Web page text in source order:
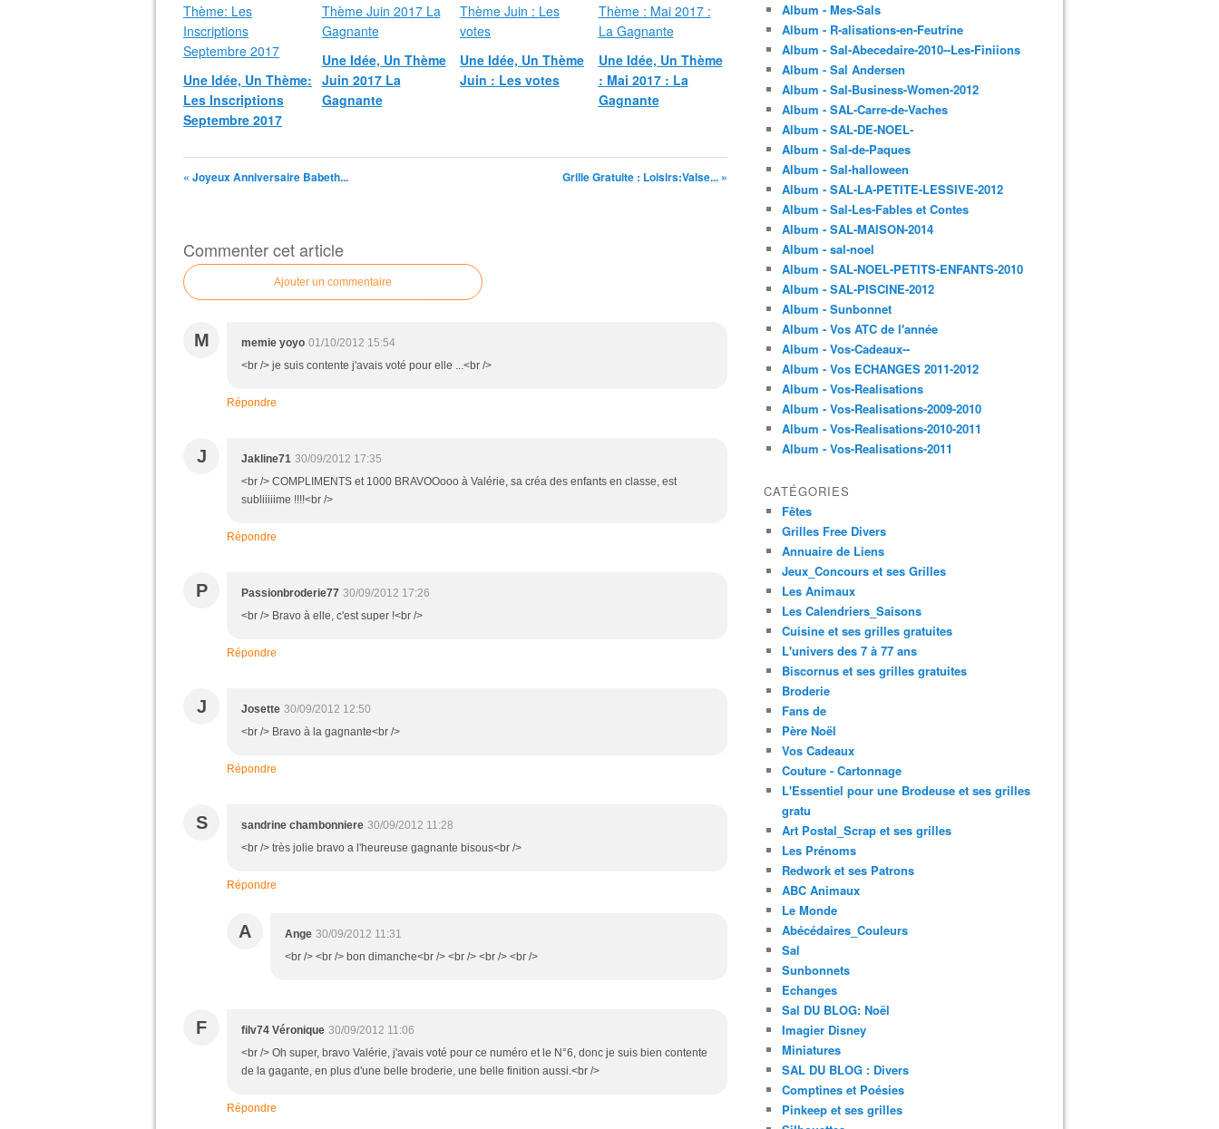
Une Idée, Un Thème:
Les Inscriptions
Septembre 2017
Une Idée, Un Thème
Juin 2017 La
Gagnante
Une Idée, Un Thème
Juin : Les votes
Une Idée, Un Thème
: Mai 2017 : La
Gagnante
« Joyeux Anniversaire Babeth... Grille Gratuite : Loisirs:Valse... »
Commenter cet article
Ajouter un commentaire
M memie yoyo 01/10/2012 15:54
<br /> je suis contente j'avais voté pour elle ...<br />
Répondre
J Jakline71 30/09/2012 17:35
<br /> COMPLIMENTS et 1000 BRAVOOooo à Valérie, sa créa des enfants en classe, est
subliiiiime !!!!<br />
Répondre
P Passionbroderie77 30/09/2012 17:26
<br /> Bravo à elle, c'est super !<br />
Répondre
J Josette 30/09/2012 12:50
<br /> Bravo à la gagnante<br />
Répondre
S sandrine chambonniere 30/09/2012 11:28
<br /> très jolie bravo a l'heureuse gagnante bisous<br />
Répondre
A Ange 30/09/2012 11:31
<br /> <br /> bon dimanche<br /> <br /> <br /> <br />
F filv74 Véronique 30/09/2012 11:06
<br /> Oh super, bravo Valérie, j'avais voté pour ce numéro et le N°6, donc je suis bien contente
de la gagante, en plus d'une belle broderie, une belle finition aussi.<br />
Répondre
Album - Mes-Sals
Album - R-alisations-en-Feutrine
Album - Sal-Abecedaire-2010--Les-Finiions
Album - Sal Andersen
Album - Sal-Business-Women-2012
Album - SAL-Carre-de-Vaches
Album - SAL-DE-NOEL-
Album - Sal-de-Paques
Album - Sal-halloween
Album - SAL-LA-PETITE-LESSIVE-2012
Album - Sal-Les-Fables et Contes
Album - SAL-MAISON-2014
Album - sal-noel
Album - SAL-NOEL-PETITS-ENFANTS-2010
Album - SAL-PISCINE-2012
Album - Sunbonnet
Album - Vos ATC de l'année
Album - Vos-Cadeaux--
Album - Vos ECHANGES 2011-2012
Album - Vos-Realisations
Album - Vos-Realisations-2009-2010
Album - Vos-Realisations-2010-2011
Album - Vos-Realisations-2011
CATÉGORIES
Fêtes
Grilles Free Divers
Annuaire de Liens
Jeux_Concours et ses Grilles
Les Animaux
Les Calendriers_Saisons
Cuisine et ses grilles gratuites
L'univers des 7 à 77 ans
Biscornus et ses grilles gratuites
Broderie
Fans de
Père Noël
Vos Cadeaux
Couture - Cartonnage
L'Essentiel pour une Brodeuse et ses grilles
gratu
Art Postal_Scrap et ses grilles
Les Prénoms
Redwork et ses Patrons
ABC Animaux
Le Monde
Abécédaires_Couleurs
Sal
Sunbonnets
Echanges
Sal DU BLOG: Noël
Imagier Disney
Miniatures
SAL DU BLOG : Divers
Comptines et Poésies
Pinkeep et ses grilles